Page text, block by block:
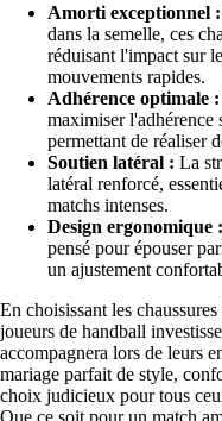
Amorti exceptionnel :
dans la semelle, ces
réduisant l'impact sur
mouvements rapides.
Adhérence optimale :
maximiser l'adhérence
permettant de réaliser
Soutien latéral : La
latéral renforcé,
matchs intenses.
Design ergonomique :
pensé pour épouser
un ajustement
En choisissant les
joueurs de handball
accompagnera lors de leurs
mariage parfait de style,
choix judicieux pour tous
Que ce soit pour un match